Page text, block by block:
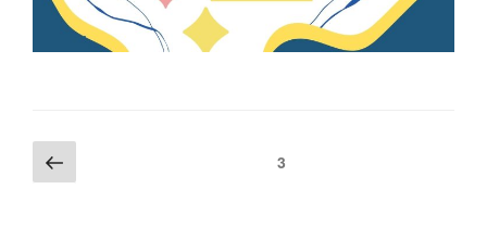
แนะแนว
หน้า
ก่อน
หน้า3